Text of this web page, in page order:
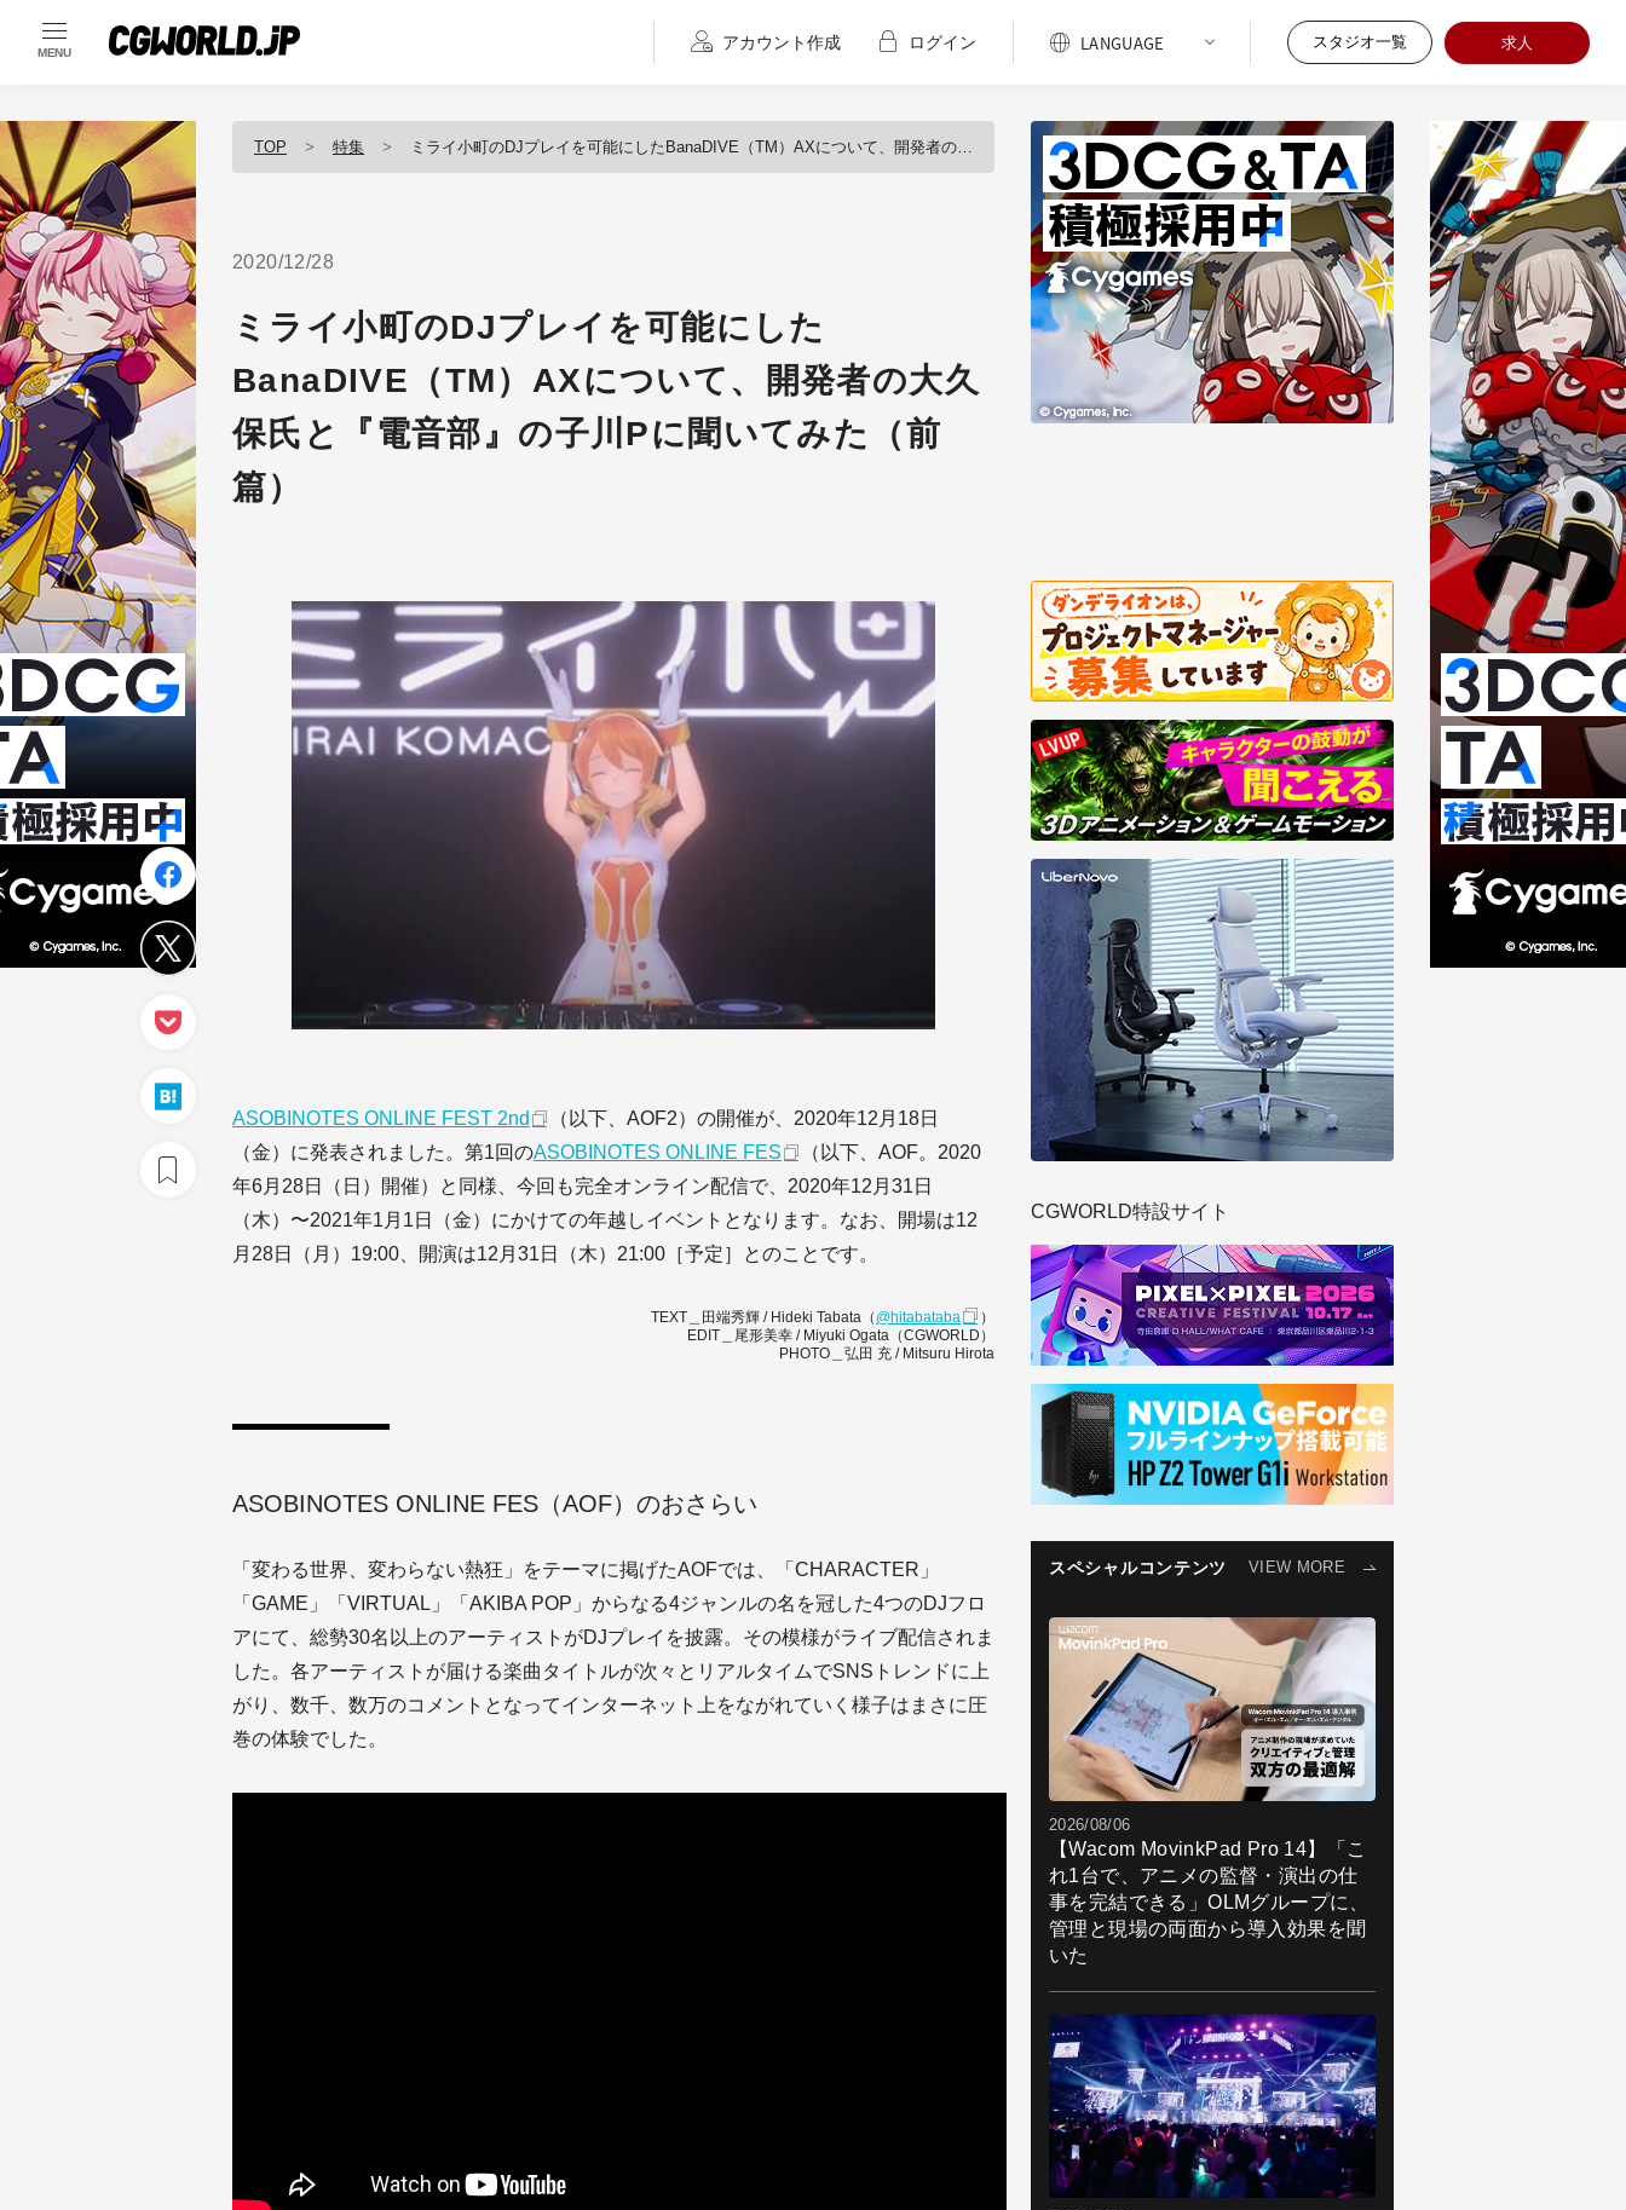
MENU
アカウント作成 ログイン スタジオ一覧 求人
TOP 特集 ミライ小町のDJプレイを可能にしたBanaDIVE（TM）AXについて、開発者の大久保氏と『電音部』の子川Pに聞いてみた（前篇）
2020/12/28
ミライ小町のDJプレイを可能にした
BanaDIVE（TM）AXについて、開発者の大久
保氏と『電音部』の子川Pに聞いてみた（前
篇）
ASOBINOTES ONLINE FEST 2nd
（以下、AOF2）の開催が、2020年12月18日
（金）に発表されました。第1回のASOBINOTES ONLINE FES
（以下、AOF。2020
年6月28日（日）開催）と同様、今回も完全オンライン配信で、2020年12月31日
（木）〜2021年1月1日（金）にかけての年越しイベントとなります。なお、開場は12
月28日（月）19:00、開演は12月31日（木）21:00［予定］とのことです。
TEXT＿田端秀輝 / Hideki Tabata（ @hitabataba
）
EDIT＿尾形美幸 / Miyuki Ogata（CGWORLD）
PHOTO＿弘田 充 / Mitsuru Hirota
ASOBINOTES ONLINE FES（AOF）のおさらい
「変わる世界、変わらない熱狂」をテーマに掲げたAOFでは、「CHARACTER」
「GAME」「VIRTUAL」「AKIBA POP」からなる4ジャンルの名を冠した4つのDJフロ
アにて、総勢30名以上のアーティストがDJプレイを披露。その模様がライブ配信されま
した。各アーティストが届ける楽曲タイトルが次々とリアルタイムでSNSトレンドに上
がり、数千、数万のコメントとなってインターネット上をながれていく様子はまさに圧
巻の体験でした。
CGWORLD特設サイト
スペシャルコンテンツ VIEW MORE
2026/08/06
【Wacom MovinkPad Pro 14】「こ
れ1台で、アニメの監督・演出の仕
事を完結できる」OLMグループに、
管理と現場の両面から導入効果を聞
いた